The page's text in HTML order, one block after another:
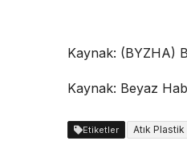
Kaynak: (BYZHA)
Kaynak: Beyaz
Etiketler Atık Plastik